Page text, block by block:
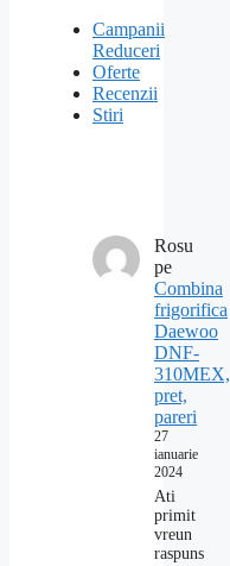
Campanii
Reduceri
Oferte
Recenzii
Stiri
Rosu
pe
Combina
frigorifica
Daewoo
DNF-
310MEX,
pret,
pareri
27
ianuarie
2024
Ati
primit
vreun
raspuns